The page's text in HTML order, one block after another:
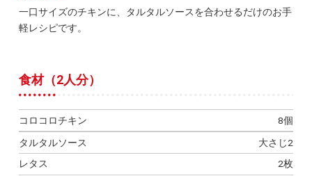
一口サイズのチキンに、タルタルソースを合わせるだけのお手
軽レシピです。
食材（2人分）
コロコロチキン
8個
タルタルソース
大さじ2
レタス
2枚